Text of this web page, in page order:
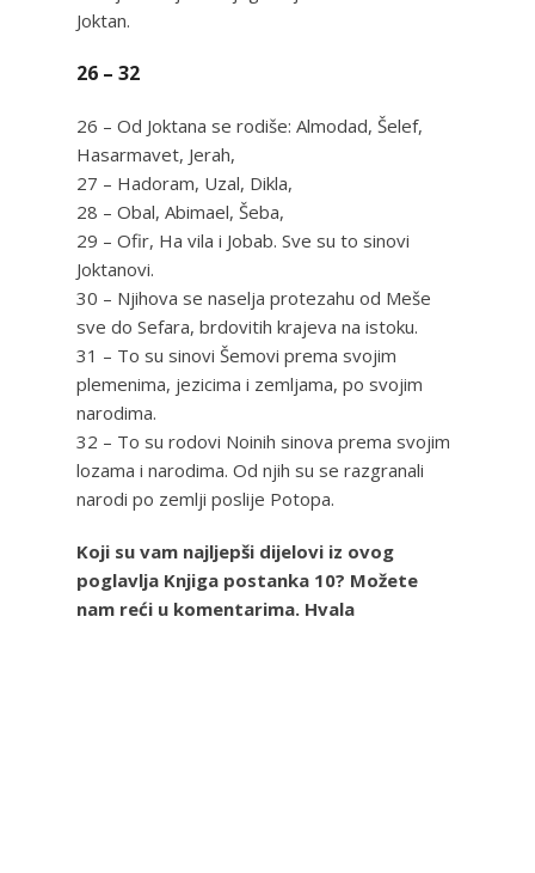
Joktan.
26 – 32
26 – Od Joktana se rodiše: Almodad, Šelef,
Hasarmavet, Jerah,
27 – Hadoram, Uzal, Dikla,
28 – Obal, Abimael, Šeba,
29 – Ofir, Ha vila i Jobab. Sve su to sinovi
Joktanovi.
30 – Njihova se naselja protezahu od Meše
sve do Sefara, brdovitih krajeva na istoku.
31 – To su sinovi Šemovi prema svojim
plemenima, jezicima i zemljama, po svojim
narodima.
32 – To su rodovi Noinih sinova prema svojim
lozama i narodima. Od njih su se razgranali
narodi po zemlji poslije Potopa.
Koji su vam najljepši dijelovi iz ovog
poglavlja Knjiga postanka 10? Možete
nam reći u komentarima. Hvala